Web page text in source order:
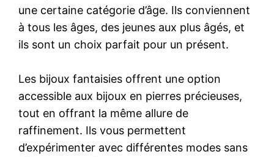
une certaine catégorie d’âge. Ils conviennent
à tous les âges, des jeunes aux plus âgés, et
ils sont un choix parfait pour un présent.
Les bijoux fantaisies offrent une option
accessible aux bijoux en pierres précieuses,
tout en offrant la même allure de
raffinement. Ils vous permettent
d’expérimenter avec différentes modes sans